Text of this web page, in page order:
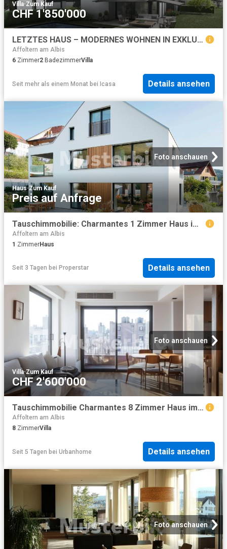
Villa·Zum Kauf
CHF 1'850'000
LETZTES HAUS – MODERNES WOHNEN IN EXKLUSIVER LAGE
Affoltern am Albis
6 Zimmer2 BadezimmerVilla
Seit mehr als einem Monat bei Icasa Details ansehen
Foto anschauen
Haus·Zum Kauf
Preis auf Anfrage
Tauschimmobilie: Charmantes 1 Zimmer Haus im Herzen von Dietikon
Affoltern am Albis
1 ZimmerHaus
Seit 3 Tagen bei Properstar Details ansehen
Foto anschauen
Villa·Zum Kauf
CHF 2'600'000
Tauschimmobilie Charmantes 8 Zimmer Haus im Herzen von Zürich
Affoltern am Albis
8 ZimmerVilla
Seit 5 Tagen bei Urbanhome Details ansehen
Foto anschauen